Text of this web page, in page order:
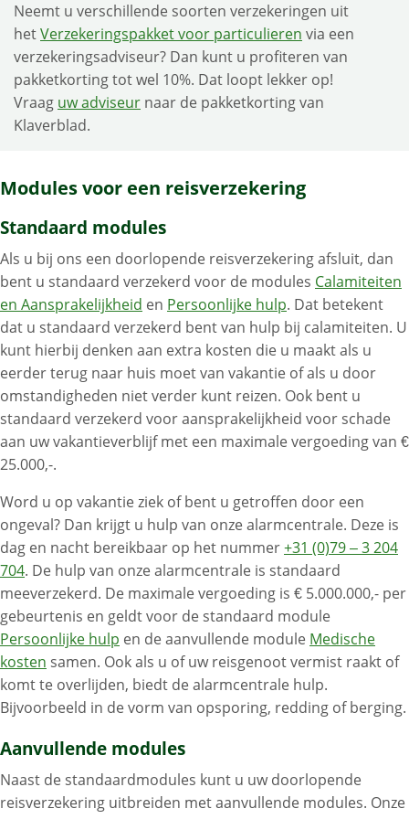
Neemt u verschillende soorten verzekeringen uit
hetVerzekeringspakket voor particulieren via een
verzekeringsadviseur? Dan kunt u profiteren van
pakketkorting tot wel 10%. Dat loopt lekker op!
Vraag uw adviseur naar de pakketkorting van
Klaverblad.
Modules voor een reisverzekering
Standaard modules
Als u bij ons een doorlopende reisverzekering afsluit, dan
bent u standaard verzekerd voor de modules Calamiteiten
en Aansprakelijkheid en Persoonlijke hulp. Dat betekent
dat u standaard verzekerd bent van hulp bij calamiteiten. U
kunt hierbij denken aan extra kosten die u maakt als u
eerder terug naar huis moet van vakantie of als u door
omstandigheden niet verder kunt reizen. Ook bent u
standaard verzekerd voor aansprakelijkheid voor schade
aan uw vakantieverblijf met een maximale vergoeding van €
25.000,-.
Word u op vakantie ziek of bent u getroffen door een
ongeval? Dan krijgt u hulp van onze alarmcentrale. Deze is
dag en nacht bereikbaar op het nummer+31 (0)79 – 3 204
704. De hulp van onze alarmcentrale is standaard
meeverzekerd. De maximale vergoeding is € 5.000.000,- per
gebeurtenis en geldt voor de standaard module
Persoonlijke hulp en de aanvullende module Medische
kosten samen. Ook als u of uw reisgenoot vermist raakt of
komt te overlijden, biedt de alarmcentrale hulp.
Bijvoorbeeld in de vorm van opsporing, redding of berging.
Aanvullende modules
Naast de standaardmodules kunt u uw doorlopende
reisverzekering uitbreiden met aanvullende modules. Onze